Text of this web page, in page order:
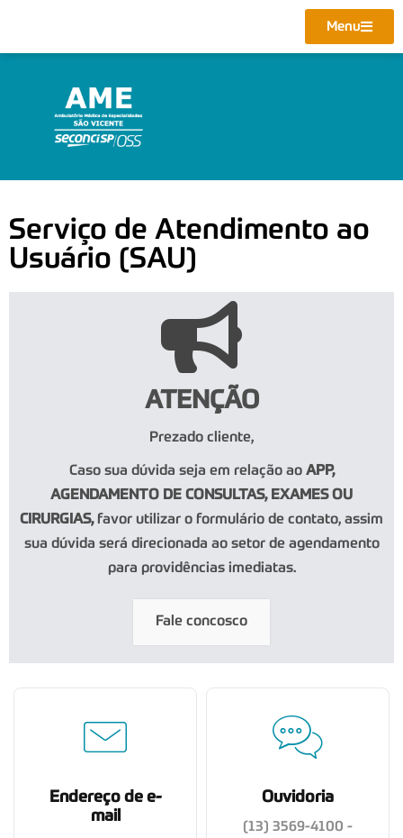
Menu
Serviço de Atendimento ao
Usuário (SAU)
ATENÇÃO
Prezado cliente,
Caso sua dúvida seja em relação ao APP,
AGENDAMENTO DE CONSULTAS, EXAMES OU
CIRURGIAS, favor utilizar o formulário de contato, assim
sua dúvida será direcionada ao setor de agendamento
para providências imediatas.
Fale concosco
Endereço de e-
mail
Ouvidoria
(13) 3569-4100 -